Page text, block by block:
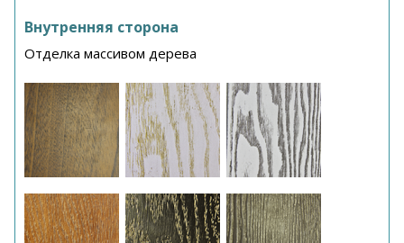
Внутренняя сторона
Отделка массивом дерева